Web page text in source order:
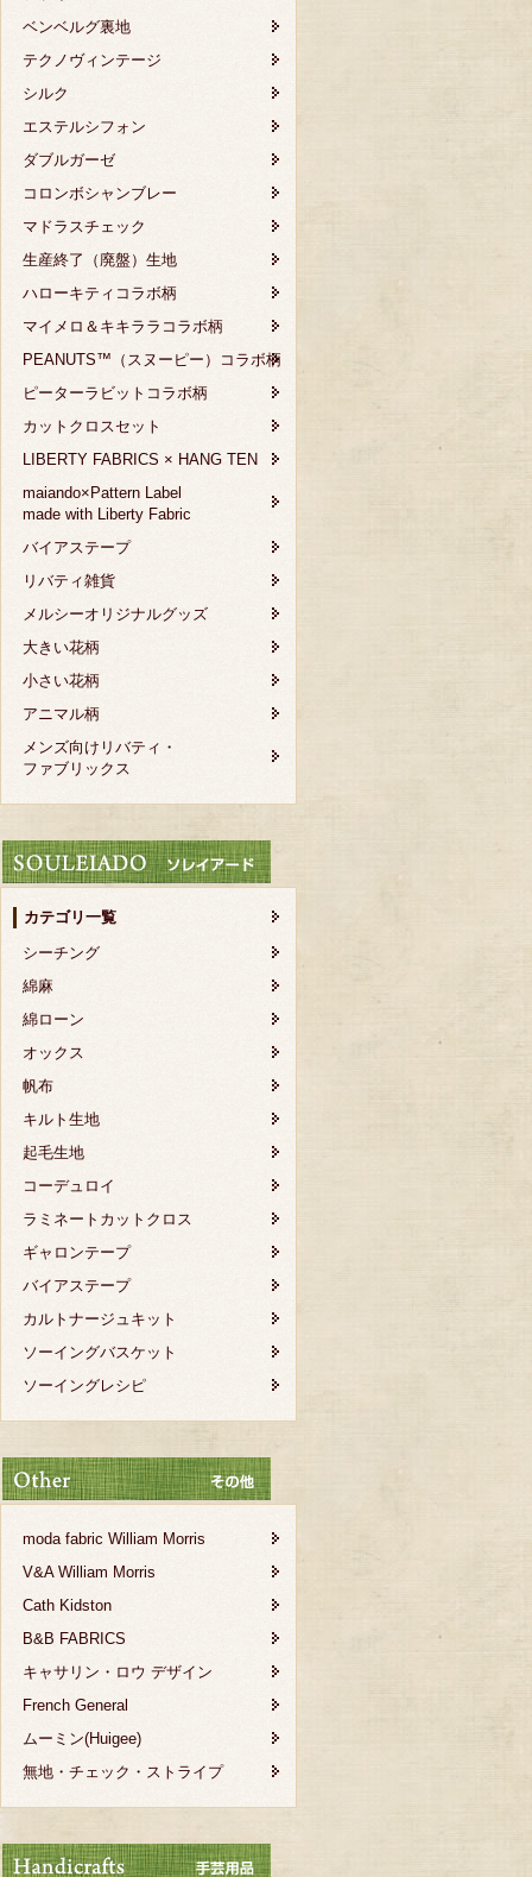
ベンベルグ裏地
テクノヴィンテージ
シルク
エステルシフォン
ダブルガーゼ
コロンボシャンブレー
マドラスチェック
生産終了（廃盤）生地
ハローキティコラボ柄
マイメロ＆キキララコラボ柄
PEANUTS™（スヌーピー）コラボ柄
ピーターラビットコラボ柄
カットクロスセット
LIBERTY FABRICS × HANG TEN
maiando×Pattern Label
made with Liberty Fabric
バイアステープ
リバティ雑貨
メルシーオリジナルグッズ
大きい花柄
小さい花柄
アニマル柄
メンズ向けリバティ・
ファブリックス
カテゴリ一覧
シーチング
綿麻
綿ローン
オックス
帆布
キルト生地
起毛生地
コーデュロイ
ラミネートカットクロス
ギャロンテープ
バイアステープ
カルトナージュキット
ソーイングバスケット
ソーイングレシピ
moda fabric William Morris
V&A William Morris
Cath Kidston
B&B FABRICS
キャサリン・ロウ デザイン
French General
ムーミン(Huigee)
無地・チェック・ストライプ